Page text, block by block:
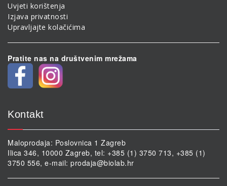
Uvjeti korištenja
Izjava privatnosti
Upravljajte kolačićima
Pratite nas na društvenim mrežama
Kontakt
Maloprodaja: Poslovnica 1 Zagreb
Ilica 346, 10000 Zagreb, tel: +385 (1) 3750 713, +385 (1)
3750 556, e-mail: prodaja@biolab.hr